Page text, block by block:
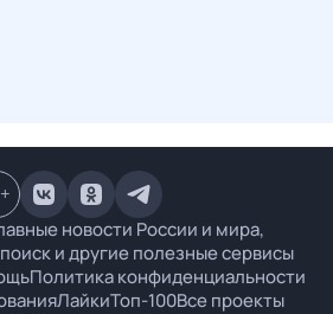
новости России и мира,
и другие полезные сервисы
Политика конфиденциальности
ЛайкиТоп-100Все проекты
+